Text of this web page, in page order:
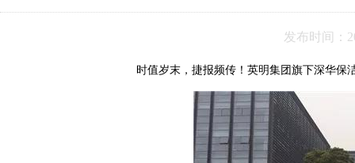
发布时间
时值岁末，捷报频传！英明集团旗下深华保